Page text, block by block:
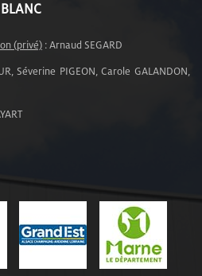
BLANC
(privé) : Arnaud SEGARD
Séverine PIGEON, Carole GALANDON,